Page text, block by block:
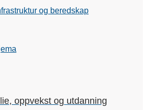
og beredskap
oppvekst og utdanning